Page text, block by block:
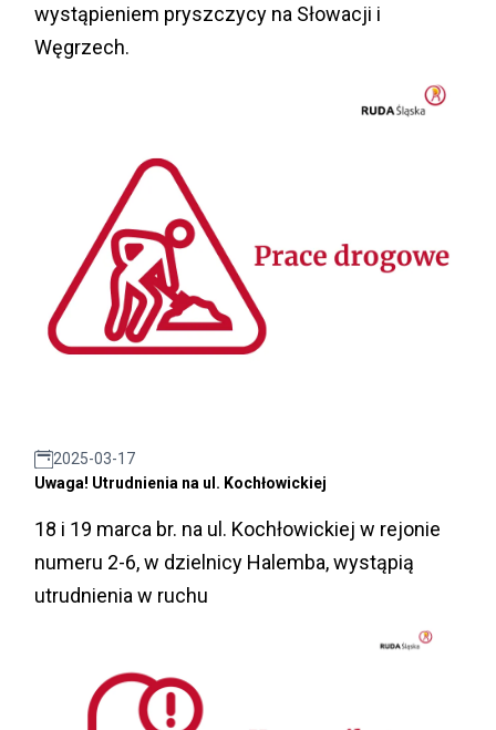
wystąpieniem pryszczycy na Słowacji i
Węgrzech.
2025-03-17
Uwaga! Utrudnienia na ul. Kochłowickiej
18 i 19 marca br. na ul. Kochłowickiej w rejonie
numeru 2-6, w dzielnicy Halemba, wystąpią
utrudnienia w ruchu